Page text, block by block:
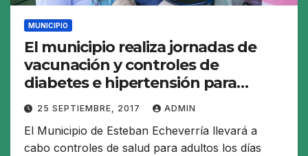
MUNICIPIO
El municipio realiza jornadas de
vacunación y controles de
diabetes e hipertensión para
adultos
25 SEPTIEMBRE, 2017 ADMIN
El Municipio de Esteban Echeverría llevará a
cabo controles de salud para adultos los días